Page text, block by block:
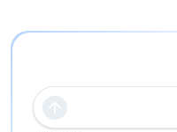
שליחה